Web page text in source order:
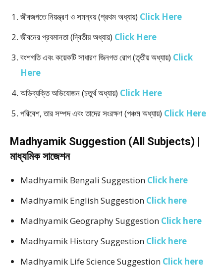
জীবজগতে নিয়ন্ত্রণ ও সমন্বয় (প্রথম অধ্যায়) Click Here
জীবনের প্রবমানতা (দ্বিতীয় অধ্যায়) Click Here
বংশগতি এবং কয়েকটি সাধারণ জিনগত রোগ (তৃতীয় অধ্যায়) Click
Here
অভিব্যক্তি অভিযোজন (চতুর্থ অধ্যায়) Click Here
পরিবেশ, তার সম্পদ এবং তাদের সংরক্ষণ (পঞ্চম অধ্যায়) Click Here
Madhyamik Suggestion (All Subjects) |
মাধ্যমিক সাজেশন
Madhyamik Bengali Suggestion Click here
Madhyamik English Suggestion Click here
Madhyamik Geography Suggestion Click here
Madhyamik History Suggestion Click here
Madhyamik Life Science Suggestion Click here